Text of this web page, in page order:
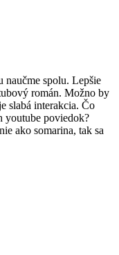
naučme spolu. Lepšie
román. Možno by
slabá interakcia. Čo
youtube poviedok?
ako somarina, tak sa